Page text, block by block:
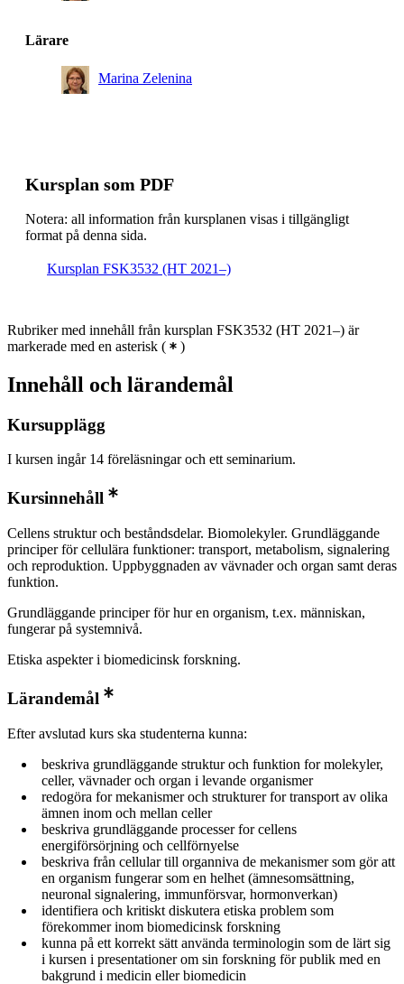
Lärare
Marina Zelenina
Kursplan som PDF
Notera: all information från kursplanen visas i tillgängligt
format på denna sida.
Kursplan FSK3532 (HT 2021–)
Rubriker med innehåll från kursplan FSK3532 (HT 2021–) är
markerade med en asterisk ( )
Innehåll och lärandemål
Kursupplägg
I kursen ingår 14 föreläsningar och ett seminarium.
Kursinnehåll
Cellens struktur och beståndsdelar. Biomolekyler. Grundläggande
principer för cellulära funktioner: transport, metabolism, signalering
och reproduktion. Uppbyggnaden av vävnader och organ samt deras
funktion.
Grundläggande principer för hur en organism, t.ex. människan,
fungerar på systemnivå.
Etiska aspekter i biomedicinsk forskning.
Lärandemål
Efter avslutad kurs ska studenterna kunna:
beskriva grundläggande struktur och funktion for molekyler,
celler, vävnader och organ i levande organismer
redogöra for mekanismer och strukturer for transport av olika
ämnen inom och mellan celler
beskriva grundläggande processer for cellens
energiförsörjning och cellförnyelse
beskriva från cellular till organniva de mekanismer som gör att
en organism fungerar som en helhet (ämnesomsättning,
neuronal signalering, immunförsvar, hormonverkan)
identifiera och kritiskt diskutera etiska problem som
förekommer inom biomedicinsk forskning
kunna på ett korrekt sätt använda terminologin som de lärt sig
i kursen i presentationer om sin forskning för publik med en
bakgrund i medicin eller biomedicin